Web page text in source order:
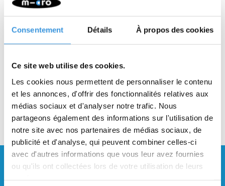
Consentement Détails À propos des cookies
Ce site web utilise des cookies.
Les cookies nous permettent de personnaliser le contenu
et les annonces, d'offrir des fonctionnalités relatives aux
médias sociaux et d'analyser notre trafic. Nous
partageons également des informations sur l'utilisation de
notre site avec nos partenaires de médias sociaux, de
publicité et d'analyse, qui peuvent combiner celles-ci
avec d'autres informations que vous leur avez fournies
ou qu'ils ont collectées lors de votre utilisation de leurs
Retour sous 30 jours
Restez à jour et inscrivez-vous à notre